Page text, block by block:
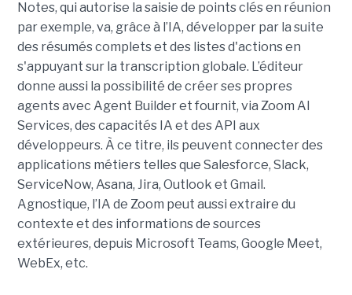
Notes, qui autorise la saisie de points clés en réunion
par exemple, va, grâce à l’IA, développer par la suite
des résumés complets et des listes d'actions en
s'appuyant sur la transcription globale. L’éditeur
donne aussi la possibilité de créer ses propres
agents avec Agent Builder et fournit, via Zoom AI
Services, des capacités IA et des API aux
développeurs. À ce titre, ils peuvent connecter des
applications métiers telles que Salesforce, Slack,
ServiceNow, Asana, Jira, Outlook et Gmail.
Agnostique, l’IA de Zoom peut aussi extraire du
contexte et des informations de sources
extérieures, depuis Microsoft Teams, Google Meet,
WebEx, etc.